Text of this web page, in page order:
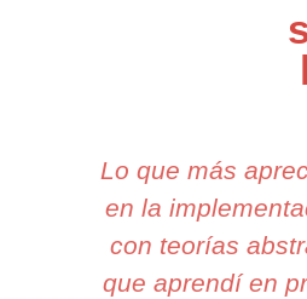
Lo que más
en la
con teorías
que aprendí en